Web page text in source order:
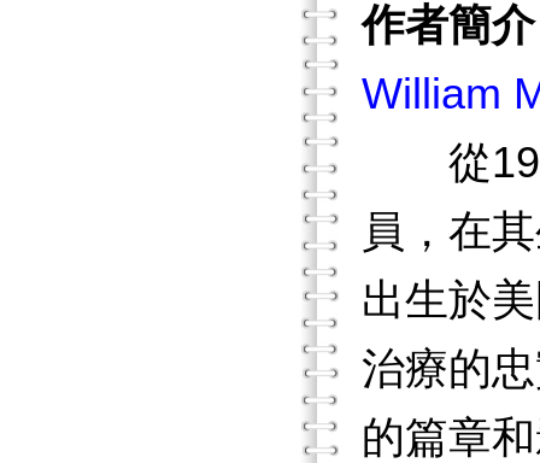
作者簡介
William
從
員，在
出生於
治療的
的篇章